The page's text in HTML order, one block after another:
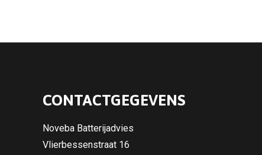
CONTACTGEGEVENS
Noveba Batterijadvies
Vlierbessenstraat 16